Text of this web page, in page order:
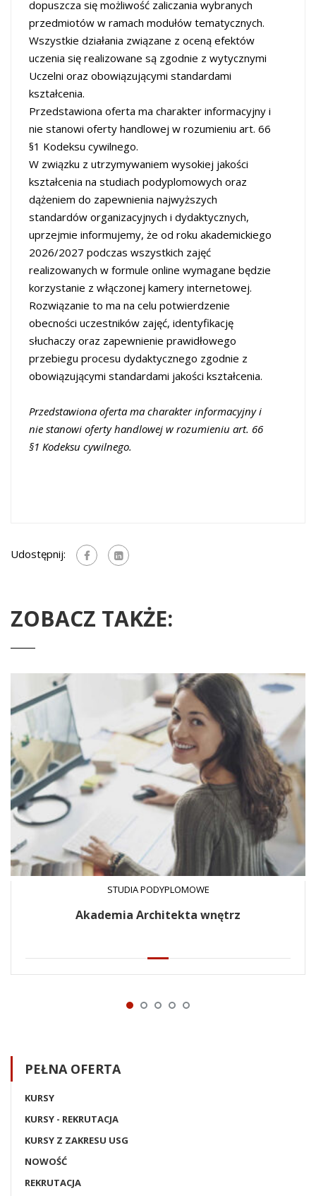
dopuszcza się możliwość zaliczania wybranych
przedmiotów w ramach modułów tematycznych.
Wszystkie działania związane z oceną efektów
uczenia się realizowane są zgodnie z wytycznymi
Uczelni oraz obowiązującymi standardami
kształcenia.
Przedstawiona oferta ma charakter informacyjny i
nie stanowi oferty handlowej w rozumieniu art. 66
§1 Kodeksu cywilnego.
W związku z utrzymywaniem wysokiej jakości
kształcenia na studiach podyplomowych oraz
dążeniem do zapewnienia najwyższych
standardów organizacyjnych i dydaktycznych,
uprzejmie informujemy, że od roku akademickiego
2026/2027 podczas wszystkich zajęć
realizowanych w formule online wymagane będzie
korzystanie z włączonej kamery internetowej.
Rozwiązanie to ma na celu potwierdzenie
obecności uczestników zajęć, identyfikację
słuchaczy oraz zapewnienie prawidłowego
przebiegu procesu dydaktycznego zgodnie z
obowiązującymi standardami jakości kształcenia.
Przedstawiona oferta ma charakter informacyjny i
nie stanowi oferty handlowej w rozumieniu art. 66
§1 Kodeksu cywilnego.
Udostępnij:
ZOBACZ TAKŻE:
STUDIA PODYPLOMOWE
Akademia Architekta wnętrz
PEŁNA OFERTA
KURSY
KURSY - REKRUTACJA
KURSY Z ZAKRESU USG
NOWOŚĆ
REKRUTACJA